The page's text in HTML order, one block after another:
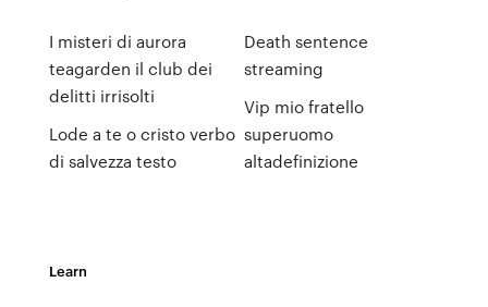
I misteri di aurora
teagarden il club dei
delitti irrisolti
Lode a te o cristo verbo
di salvezza testo
Death sentence
streaming
Vip mio fratello
superuomo
altadefinizione
Learn